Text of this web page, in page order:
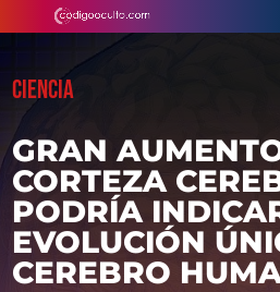
CIENCIA
GRAN
CORTEZA
PODRÍA
EVOLUCIÓN
CEREBRO